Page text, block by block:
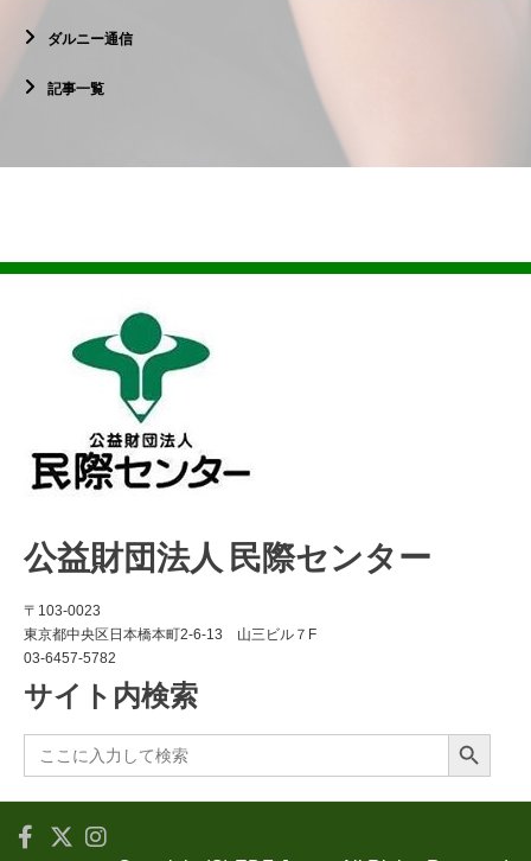
ダルニー通信
記事一覧
公益財団法人 民際センター
〒103-0023
東京都中央区日本橋本町2-6-13 山三ビル７F
03-6457-5782
サイト内検索
Search
for:
Search Button